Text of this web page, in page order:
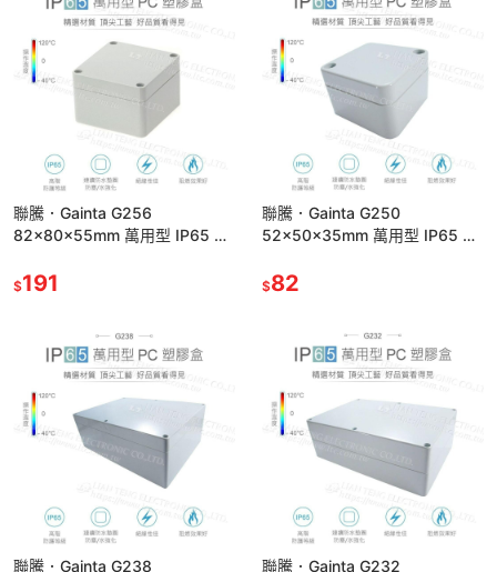
聯騰．Gainta G256
82x80x55mm 萬用型 IP65 防
箱
$191
聯騰．Gainta G250
52x50x35mm 萬用型 IP65 防
控制箱
$82
聯騰．Gainta G238 聯騰．Gainta G232